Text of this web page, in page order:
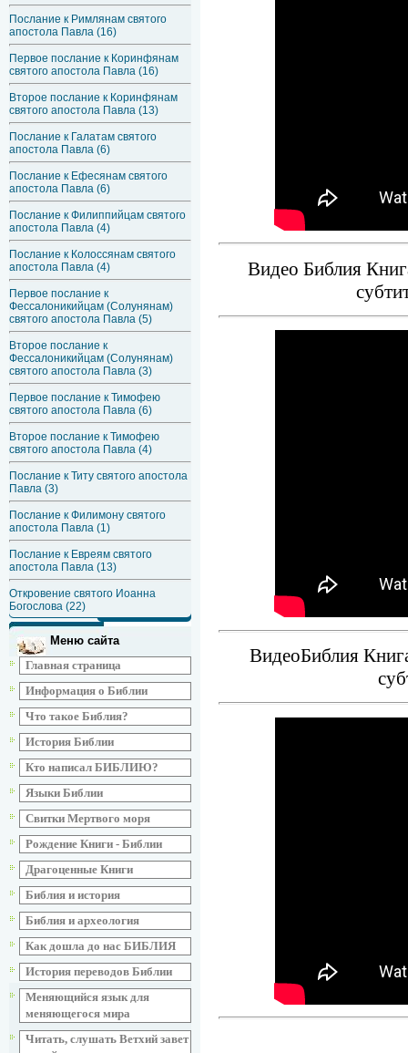
Послание к Римлянам святого
апостола Павла (16)
Первое послание к Коринфянам
святого апостола Павла (16)
Второе послание к Коринфянам
святого апостола Павла (13)
Послание к Галатам святого
апостола Павла (6)
Послание к Ефесянам святого
апостола Павла (6)
Послание к Филиппийцам святого
апостола Павла (4)
Послание к Колоссянам святого
апостола Павла (4)
Первое послание к
Фессалоникийцам (Солунянам)
святого апостола Павла (5)
Второе послание к
Фессалоникийцам (Солунянам)
святого апостола Павла (3)
Первое послание к Тимофею
святого апостола Павла (6)
Второе послание к Тимофею
святого апостола Павла (4)
Послание к Титу святого апостола
Павла (3)
Послание к Филимону святого
апостола Павла (1)
Послание к Евреям святого
апостола Павла (13)
Откровение святого Иоанна
Богослова (22)
Меню сайта
Главная страница
Информация о Библии
Что такое Библия?
История Библии
Кто написал БИБЛИЮ?
Языки Библии
Свитки Мертвого моря
Рождение Книги - Библии
Драгоценные Книги
Библия и история
Библия и археология
Как дошла до нас БИБЛИЯ
История переводов Библии
Меняющийся язык для
меняющегося мира
Читать, слушать Ветхий завет
Видео Библия
ВидеоБиблия